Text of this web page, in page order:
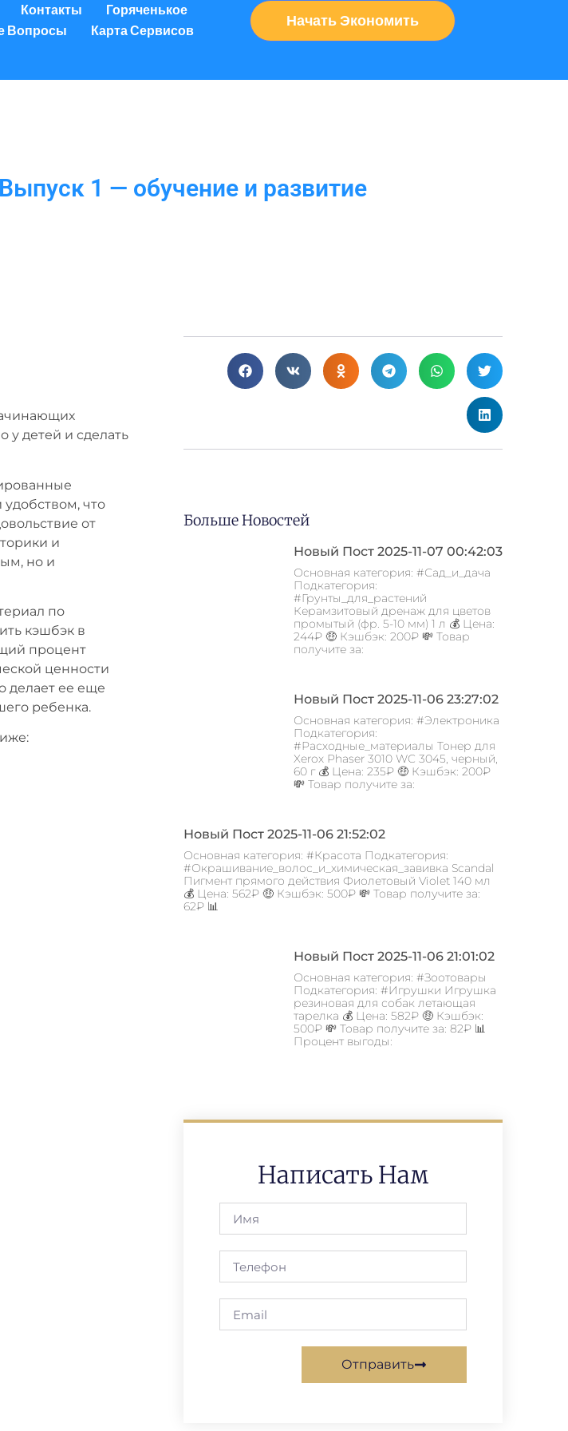
Контакты
Горяченькое
Вопросы
Карта Сервисов
Начать Экономить
1 — обучение и развитие
у детей и сделать
что
от
и
но и
по
кэшбэк в
процент
ценности
делает ее еще
ребенка.
Больше Новостей
Новый Пост 2025-11-07 00:42:03
Основная категория: #Сад_и_дача
Подкатегория:
#Грунты_для_растений
Керамзитовый дренаж для цветов
промытый (фр. 5-10 мм) 1 л 💰 Цена:
244₽ 🤑 Кэшбэк: 200₽ 💸 Товар
получите за:
Новый Пост 2025-11-06 23:27:02
Основная категория: #Электроника
Подкатегория:
#Расходные_материалы Тонер для
Xerox Phaser 3010 WC 3045, черный,
60 г 💰 Цена: 235₽ 🤑 Кэшбэк: 200₽
💸 Товар получите за:
Новый Пост 2025-11-06 21:52:02
Основная категория: #Красота Подкатегория:
#Окрашивание_волос_и_химическая_завивка Scandal
Пигмент прямого действия Фиолетовый Violet 140 мл
💰 Цена: 562₽ 🤑 Кэшбэк: 500₽ 💸 Товар получите за:
62₽ 📊
Новый Пост 2025-11-06 21:01:02
Основная категория: #Зоотовары
Подкатегория: #Игрушки Игрушка
резиновая для собак летающая
тарелка 💰 Цена: 582₽ 🤑 Кэшбэк:
500₽ 💸 Товар получите за: 82₽ 📊
Процент выгоды:
Написать Нам
Отправить